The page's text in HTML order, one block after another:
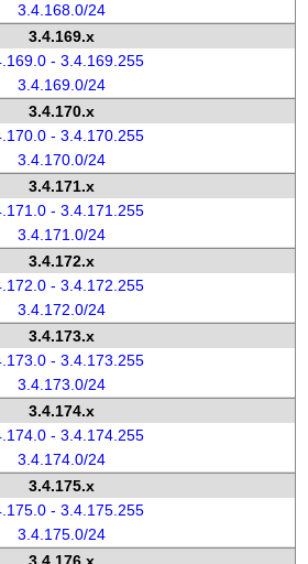
3.4.168.0/24
3.4.169.x
- 3.4.169.255
3.4.169.0/24
3.4.170.x
- 3.4.170.255
3.4.170.0/24
3.4.171.x
- 3.4.171.255
3.4.171.0/24
3.4.172.x
- 3.4.172.255
3.4.172.0/24
3.4.173.x
- 3.4.173.255
3.4.173.0/24
3.4.174.x
- 3.4.174.255
3.4.174.0/24
3.4.175.x
- 3.4.175.255
3.4.175.0/24